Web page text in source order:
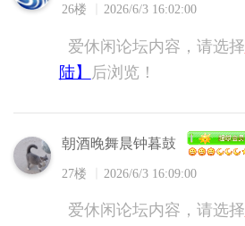
26楼 2026/6/3 16:02:00
爱休闲论坛内容，请选择
陆】
后浏览！
朝酒晚舞晨钟暮鼓
27楼 2026/6/3 16:09:00
爱休闲论坛内容，请选择